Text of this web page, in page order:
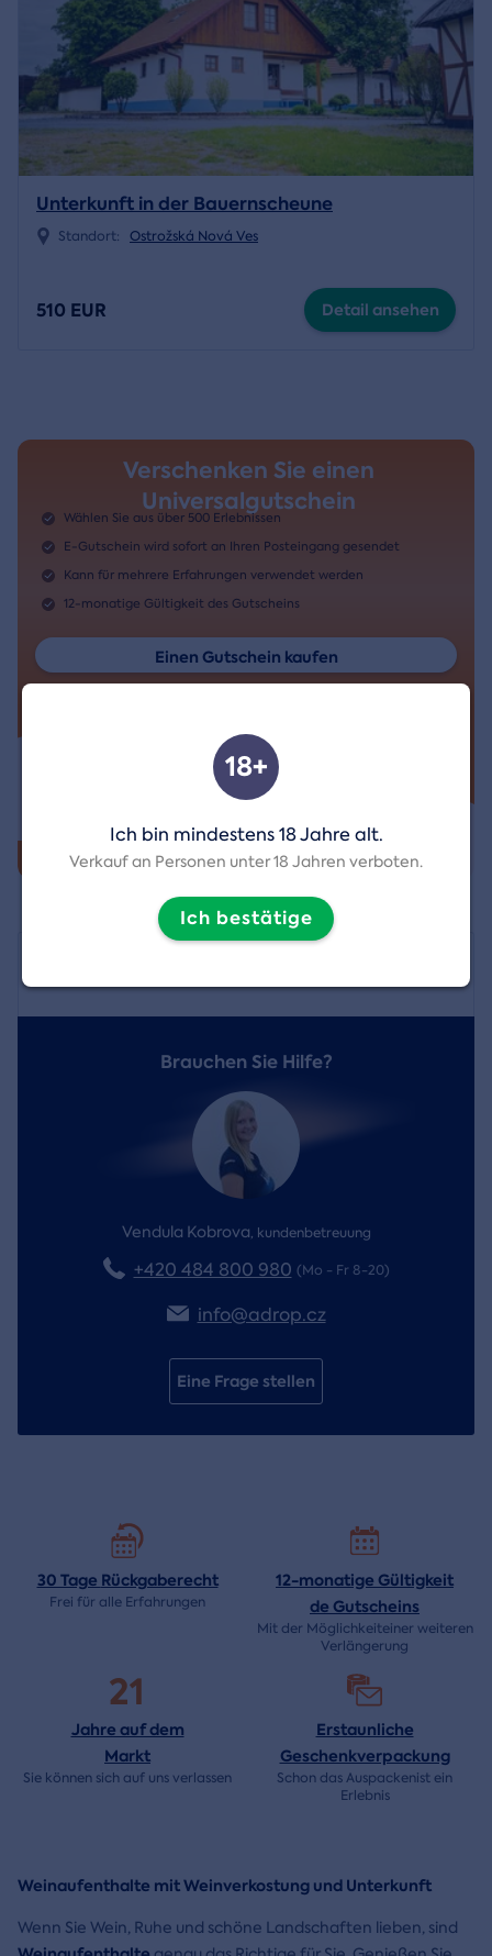
Unterkunft in der Bauernscheune
Standort: Ostrožská Nová Ves
510 EUR Detail ansehen
Verschenken Sie einen
Universalgutschein
Wählen Sie aus über 500 Erlebnissen
E-Gutschein wird sofort an Ihren Posteingang gesendet
Kann für mehrere Erfahrungen verwendet werden
12-monatige Gültigkeit des Gutscheins
Einen Gutschein kaufen
Brauchen Sie Hilfe?
Vendula Kobrova, kundenbetreuung
+420 484 800 980 (Mo - Fr 8-20)
info@adrop.cz
Eine Frage stellen
30 Tage Rückgaberecht
Frei für alle Erfahrungen
12-monatige Gültigkeit
de Gutscheins
Mit der Möglichkeiteiner weiteren
Verlängerung
21
Jahre auf dem
Markt
Sie können sich auf uns verlassen
Erstaunliche
Geschenkverpackung
Schon das Auspackenist ein
Erlebnis
Weinaufenthalte mit Weinverkostung und Unterkunft
Wenn Sie Wein, Ruhe und schöne Landschaften lieben, sind
18+
Ich bin mindestens 18 Jahre alt.
Verkauf an Personen unter 18 Jahren verboten.
Ich bestätige